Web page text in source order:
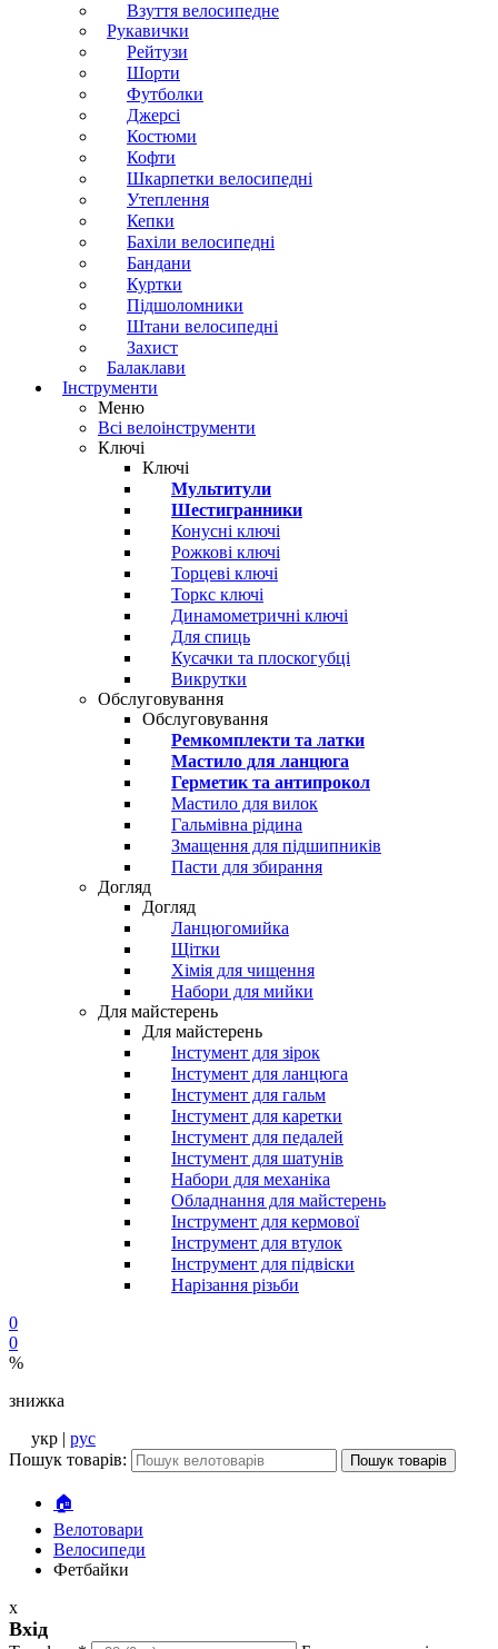
Взуття велосипедне
Рукавички
Рейтузи
Шорти
Футболки
Джерсі
Костюми
Кофти
Шкарпетки велосипедні
Утеплення
Кепки
Бахіли велосипедні
Бандани
Куртки
Підшоломники
Штани велосипедні
Захист
Балаклави
Інструменти
Меню
Всі велоінструменти
Ключі
Ключі
Мультитули
Шестигранники
Конусні ключі
Рожкові ключі
Торцеві ключі
Торкс ключі
Динамометричні ключі
Для спиць
Кусачки та плоскогубці
Викрутки
Обслуговування
Обслуговування
Ремкомплекти та латки
Мастило для ланцюга
Герметик та антипрокол
Мастило для вилок
Гальмівна рідина
Змащення для підшипників
Пасти для збирання
Догляд
Догляд
Ланцюгомийка
Щітки
Хімія для чищення
Набори для мийки
Для майстерень
Для майстерень
Інстумент для зірок
Інстумент для ланцюга
Інстумент для гальм
Інстумент для каретки
Інстумент для педалей
Інстумент для шатунів
Набори для механіка
Обладнання для майстерень
Інструмент для кермової
Інструмент для втулок
Інструмент для підвіски
Нарізання різьби
0
0
%
знижка
укр | рус
Пошук товарів:
Пошук товарів
🏠
Велотовари
Велосипеди
Фетбайки
x
Вхід